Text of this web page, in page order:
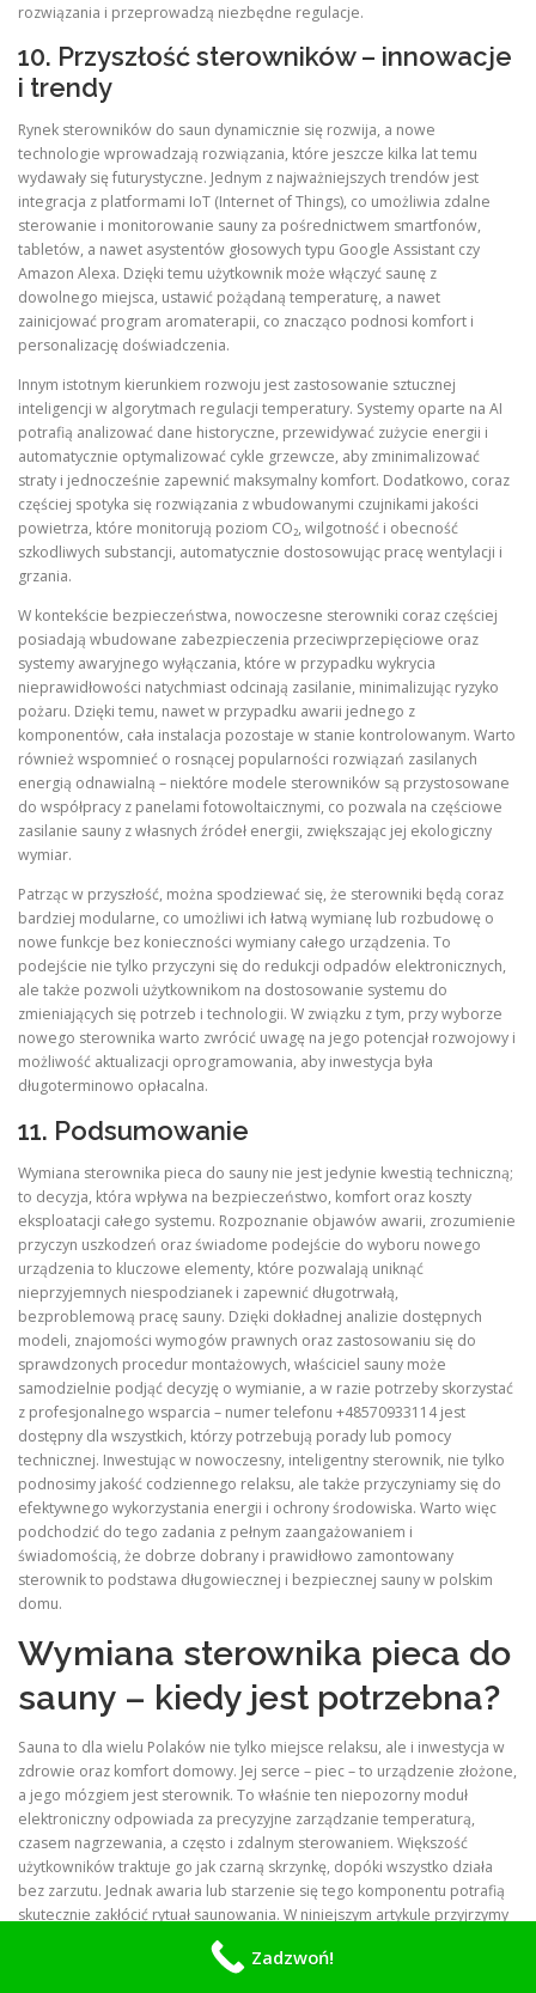
rozwiązania i przeprowadzą niezbędne regulacje.
10. Przyszłość sterowników – innowacje
i trendy
Rynek sterowników do saun dynamicznie się rozwija, a nowe
technologie wprowadzają rozwiązania, które jeszcze kilka lat temu
wydawały się futurystyczne. Jednym z najważniejszych trendów jest
integracja z platformami IoT (Internet of Things), co umożliwia zdalne
sterowanie i monitorowanie sauny za pośrednictwem smartfonów,
tabletów, a nawet asystentów głosowych typu Google Assistant czy
Amazon Alexa. Dzięki temu użytkownik może włączyć saunę z
dowolnego miejsca, ustawić pożądaną temperaturę, a nawet
zainicjować program aromaterapii, co znacząco podnosi komfort i
personalizację doświadczenia.
Innym istotnym kierunkiem rozwoju jest zastosowanie sztucznej
inteligencji w algorytmach regulacji temperatury. Systemy oparte na AI
potrafią analizować dane historyczne, przewidywać zużycie energii i
automatycznie optymalizować cykle grzewcze, aby zminimalizować
straty i jednocześnie zapewnić maksymalny komfort. Dodatkowo, coraz
częściej spotyka się rozwiązania z wbudowanymi czujnikami jakości
powietrza, które monitorują poziom CO₂, wilgotność i obecność
szkodliwych substancji, automatycznie dostosowując pracę wentylacji i
grzania.
W kontekście bezpieczeństwa, nowoczesne sterowniki coraz częściej
posiadają wbudowane zabezpieczenia przeciwprzepięciowe oraz
systemy awaryjnego wyłączania, które w przypadku wykrycia
nieprawidłowości natychmiast odcinają zasilanie, minimalizując ryzyko
pożaru. Dzięki temu, nawet w przypadku awarii jednego z
komponentów, cała instalacja pozostaje w stanie kontrolowanym. Warto
również wspomnieć o rosnącej popularności rozwiązań zasilanych
energią odnawialną – niektóre modele sterowników są przystosowane
do współpracy z panelami fotowoltaicznymi, co pozwala na częściowe
zasilanie sauny z własnych źródeł energii, zwiększając jej ekologiczny
wymiar.
Patrząc w przyszłość, można spodziewać się, że sterowniki będą coraz
bardziej modularne, co umożliwi ich łatwą wymianę lub rozbudowę o
nowe funkcje bez konieczności wymiany całego urządzenia. To
podejście nie tylko przyczyni się do redukcji odpadów elektronicznych,
ale także pozwoli użytkownikom na dostosowanie systemu do
zmieniających się potrzeb i technologii. W związku z tym, przy wyborze
nowego sterownika warto zwrócić uwagę na jego potencjał rozwojowy i
możliwość aktualizacji oprogramowania, aby inwestycja była
długoterminowo opłacalna.
11. Podsumowanie
Wymiana sterownika pieca do sauny nie jest jedynie kwestią techniczną;
to decyzja, która wpływa na bezpieczeństwo, komfort oraz koszty
eksploatacji całego systemu. Rozpoznanie objawów awarii, zrozumienie
przyczyn uszkodzeń oraz świadome podejście do wyboru nowego
urządzenia to kluczowe elementy, które pozwalają uniknąć
nieprzyjemnych niespodzianek i zapewnić długotrwałą,
bezproblemową pracę sauny. Dzięki dokładnej analizie dostępnych
modeli, znajomości wymogów prawnych oraz zastosowaniu się do
sprawdzonych procedur montażowych, właściciel sauny może
samodzielnie podjąć decyzję o wymianie, a w razie potrzeby skorzystać
z profesjonalnego wsparcia – numer telefonu +48570933114 jest
dostępny dla wszystkich, którzy potrzebują porady lub pomocy
technicznej. Inwestując w nowoczesny, inteligentny sterownik, nie tylko
podnosimy jakość codziennego relaksu, ale także przyczyniamy się do
efektywnego wykorzystania energii i ochrony środowiska. Warto więc
podchodzić do tego zadania z pełnym zaangażowaniem i
świadomością, że dobrze dobrany i prawidłowo zamontowany
sterownik to podstawa długowiecznej i bezpiecznej sauny w polskim
domu.
Wymiana sterownika pieca do
sauny – kiedy jest potrzebna?
Sauna to dla wielu Polaków nie tylko miejsce relaksu, ale i inwestycja w
zdrowie oraz komfort domowy. Jej serce – piec – to urządzenie złożone,
a jego mózgiem jest sterownik. To właśnie ten niepozorny moduł
elektroniczny odpowiada za precyzyjne zarządzanie temperaturą,
czasem nagrzewania, a często i zdalnym sterowaniem. Większość
użytkowników traktuje go jak czarną skrzynkę, dopóki wszystko działa
bez zarzutu. Jednak awaria lub starzenie się tego komponentu potrafią
skutecznie zakłócić rytuał saunowania. W niniejszym artykule przyjrzymy
się dogłębnie, jakie symptomy jednoznacznie wskazują na konieczność
wymiany sterownika, dlaczego nie jest to zawsze prosta decyzja oraz na
Zadzwoń!